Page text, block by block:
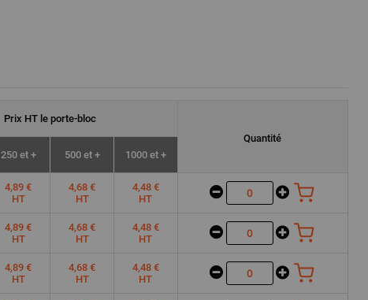
Prix HT le porte-bloc
250 et + 500 et + 1000 et +
Quantité
4,89 €
HT
4,68 €
HT
4,48 €
HT
4,89 €
HT
4,68 €
HT
4,48 €
HT
4,89 €
HT
4,68 €
HT
4,48 €
HT